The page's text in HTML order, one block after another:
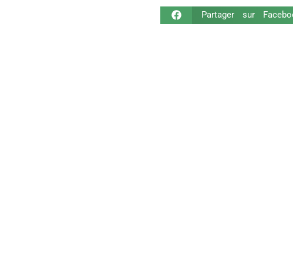
Partager sur